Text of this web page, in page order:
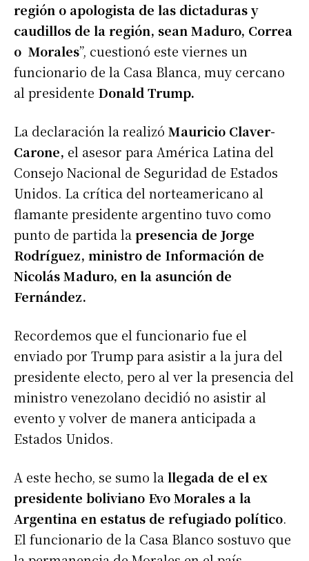
región o apologista de las dictaduras y
caudillos de la región, sean Maduro, Correa
o Morales”, cuestionó este viernes un
funcionario de la Casa Blanca, muy cercano
al presidente Donald Trump.
La declaración la realizó Mauricio Claver-
Carone, el asesor para América Latina del
Consejo Nacional de Seguridad de Estados
Unidos. La crítica del norteamericano al
flamante presidente argentino tuvo como
punto de partida lapresencia de Jorge
Rodríguez, ministro de Información de
Nicolás Maduro, en la asunción de
Fernández.
Recordemos que el funcionario fue el
enviado por Trump para asistir a la jura del
presidente electo, pero al ver la presencia del
ministro venezolano decidió no asistir al
evento y volver de manera anticipada a
Estados Unidos.
A este hecho, se sumo lallegada de el ex
presidente boliviano Evo Morales a la
Argentina en estatus de refugiado político.
El funcionario de la Casa Blanco sostuvo que